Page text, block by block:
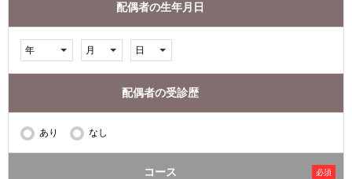
配偶者の生年月日
配偶者の受診歴
あり なし
コース 必須